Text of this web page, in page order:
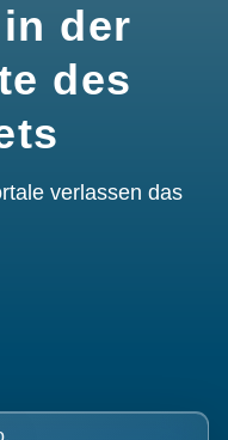
der
des
verlassen das